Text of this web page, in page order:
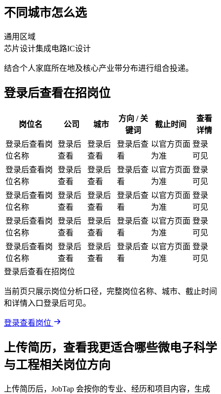
不同城市怎么选
通用区域
芯片设计集成电路IC设计
结合个人家庭所在地及核心产业带分布进行组合投递。
登录后查看在招岗位
岗位名 公司 城市
方向 / 关
键词
截止时间
查看
详情
登录后查看岗
位名称
登录后
查看
登录后
查看
登录后查
看
以官方页面
为准
登录
可见
登录后查看岗
位名称
登录后
查看
登录后
查看
登录后查
看
以官方页面
为准
登录
可见
登录后查看岗
位名称
登录后
查看
登录后
查看
登录后查
看
以官方页面
为准
登录
可见
登录后查看岗
位名称
登录后
查看
登录后
查看
登录后查
看
以官方页面
为准
登录
可见
登录后查看岗
位名称
登录后
查看
登录后
查看
登录后查
看
以官方页面
为准
登录
可见
登录后查看在招岗位
当前页只展示岗位分析口径，完整岗位名称、城市、截止时间
和详情入口登录后可见。
登录查看岗位
上传简历，查看我更适合哪些微电子科学
与工程相关岗位方向
上传简历后，JobTap 会按你的专业、经历和项目内容，生成